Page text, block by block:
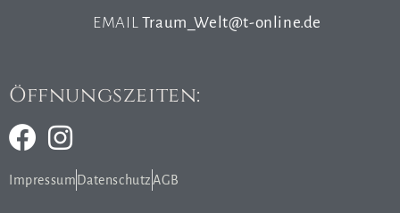
EMAIL Traum_Welt@t-online.de
Öffnungszeiten:
Impressum DatenschutzAGB